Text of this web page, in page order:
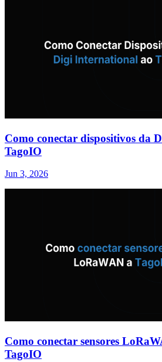
Como conectar dispositivos da
TagoIO
Jun 3, 2026
Como conectar sensores
TagoIO